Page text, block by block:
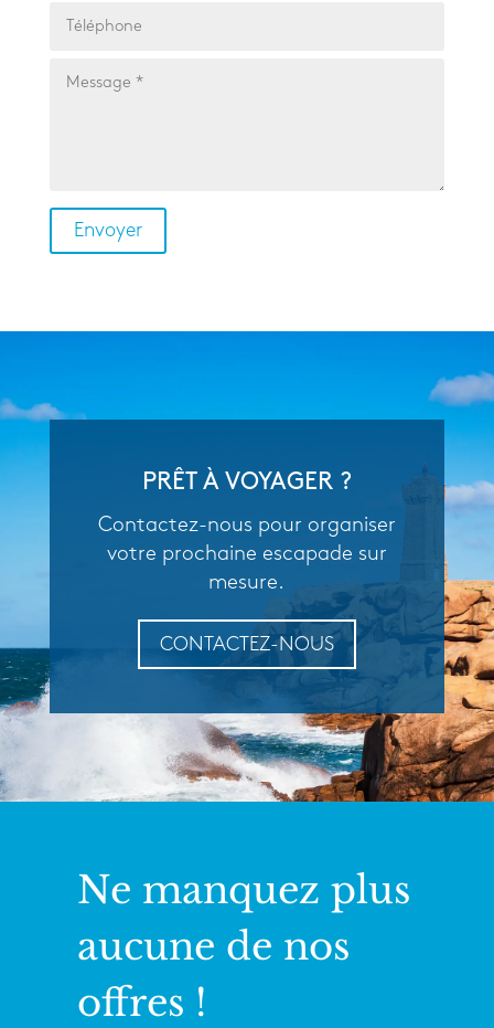
PRÊT À VOYAGER ?
Contactez-nous pour organiser
votre prochaine escapade sur
mesure.
CONTACTEZ-NOUS
Ne manquez plus
aucune de nos
offres !